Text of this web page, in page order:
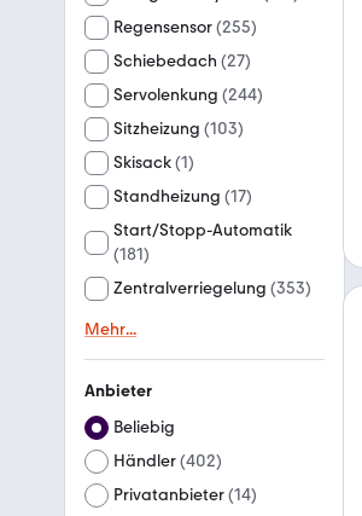
Regensensor(255)
Schiebedach (27)
Servolenkung (244)
Sitzheizung (103)
Skisack(1)
Standheizung (17)
Start/Stopp-Automatik
(181)
Zentralverriegelung (353)
Mehr...
Anbieter
Beliebig
Händler(402)
Privatanbieter(14)